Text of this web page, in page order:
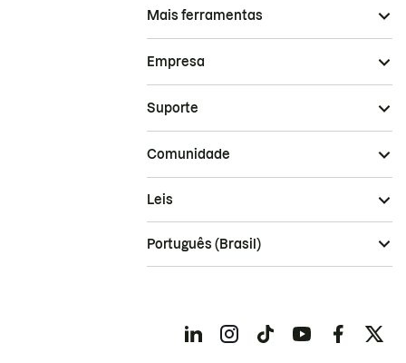
Mais ferramentas
Empresa
Suporte
Comunidade
Leis
Português (Brasil)